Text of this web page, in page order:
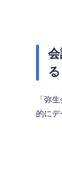
る
「弥
的に